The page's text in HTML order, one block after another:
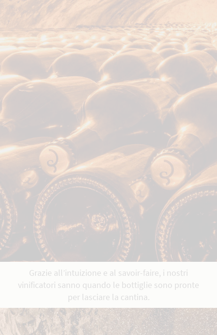
Grazie all’intuizione e al savoir-faire, i nostri
vinificatori sanno quando le bottiglie sono pronte
per lasciare la cantina.